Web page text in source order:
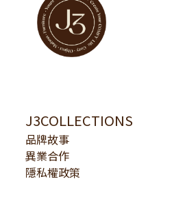
J3COLLECTIONS
品牌故事
異業合作
隱私權政策